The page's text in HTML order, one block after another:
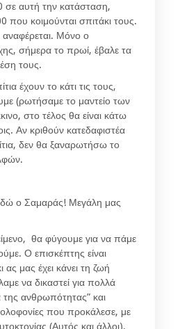
σε αυτή την κατάσταση,
που κοιμούνται σπιτάκι τους.
αναφέρεται. Μόνο ο
σήμερα το πρωί, έβαλε τα
τους.
έχουν το κάτι τις τους,
(ρωτήσαμε το μαντείο των
στο τέλος θα είναι κάτω
Αν κριθούν κατεδαφιστέα
δεν θα ξαναρωτήσω το
εδώ ο Σαμαράς! Μεγάλη μας
θα φύγουμε για να πάμε
Ο επισκέπτης είναι
μας έχει κάνει τη ζωή
να δικαστεί για πολλά
της ανθρωπότητας” και
που προκάλεσε, με
(Αυτός και άλλοι).